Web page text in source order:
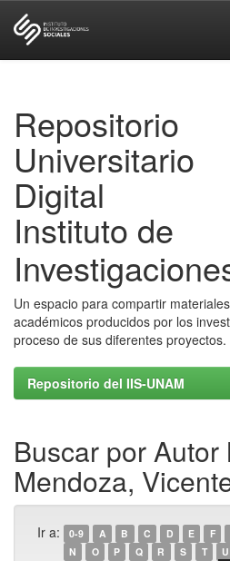
Repositorio
Universitario
Digital
Instituto de
Un espacio para compartir
académicos producidos por los
proceso de sus diferentes proyectos.
Repositorio del IIS-UNAM
Buscar por Autor
Mendoza,
Ir a: 0-9 A B C D E F
N
O P Q R S T U